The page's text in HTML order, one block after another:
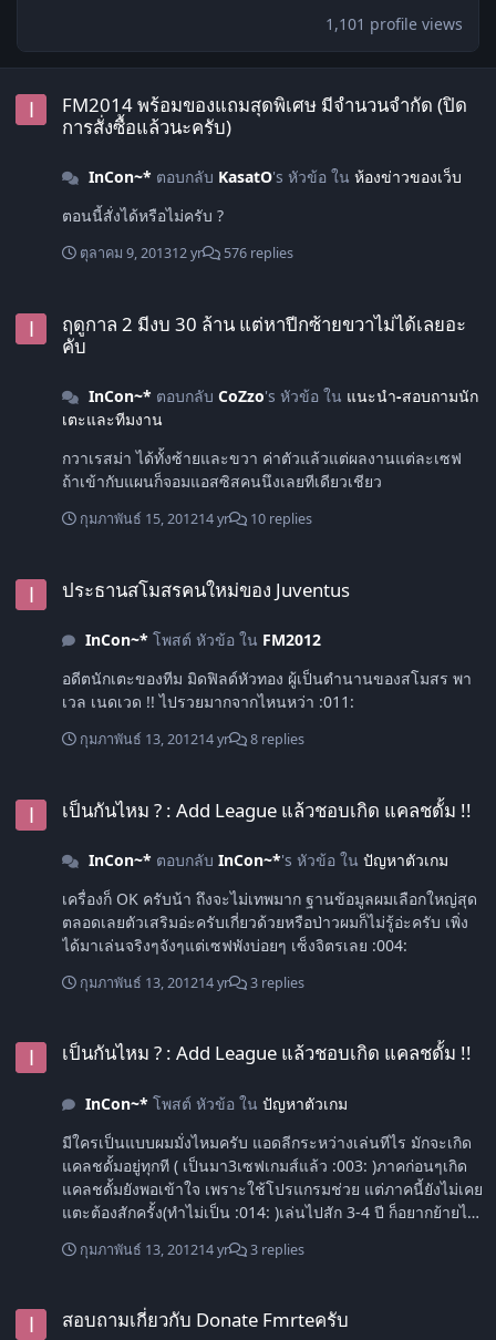
1,101 profile views
FM2014 พร้อมของแถมสุดพิเศษ มีจำนวนจำกัด (ปิด
การสั่งซื้อแล้วนะครับ)
InCon~* ตอบกลับ KasatO's หัวข้อ ใน ห้องข่าวของเว็บ
ตอนนี้สั่งได้หรือไม่ครับ ?
ตุลาคม 9, 201312 yr 576 replies
ฤดูกาล 2 มีงบ 30 ล้าน แต่หาปีกซ้ายขวาไม่ได้เลยอะ
คับ
InCon~* ตอบกลับ CoZzo's หัวข้อ ใน แนะนำ-สอบถามนัก
เตะและทีมงาน
กวาเรสม่า ได้ทั้งซ้ายและขวา ค่าตัวแล้วแต่ผลงานแต่ละเซฟ
ถ้าเข้ากับแผนก็จอมแอสซิสคนนึงเลยทีเดียวเชียว
กุมภาพันธ์ 15, 201214 yr 10 replies
ประธานสโมสรคนใหม่ของ Juventus
InCon~* โพสต์ หัวข้อ ใน FM2012
อดีตนักเตะของทีม มิดฟิลด์หัวทอง ผู้เป็นตำนานของสโมสร พา
เวล เนดเวด !! ไปรวยมากจากไหนหว่า :011:
กุมภาพันธ์ 13, 201214 yr 8 replies
เป็นกันไหม ? : Add League แล้วชอบเกิด แคลชดั้ม !!
InCon~* ตอบกลับ InCon~*'s หัวข้อ ใน ปัญหาตัวเกม
เครื่องก็ OK ครับน้า ถึงจะไม่เทพมาก ฐานข้อมูลผมเลือกใหญ่สุด
ตลอดเลยตัวเสริมอ่ะครับเกี่ยวด้วยหรือป่าวผมก็ไม่รู้อ่ะครับ เพิ่ง
ได้มาเล่นจริงๆจังๆแต่เซฟพังบ่อยๆ เซ็งจิตรเลย :004:
กุมภาพันธ์ 13, 201214 yr 3 replies
เป็นกันไหม ? : Add League แล้วชอบเกิด แคลชดั้ม !!
InCon~* โพสต์ หัวข้อ ใน ปัญหาตัวเกม
มีใครเป็นแบบผมมั่งไหมครับ แอดลีกระหว่างเล่นทีไร มักจะเกิด
แคลชดั้มอยู่ทุกที ( เป็นมา3เซฟเกมส์แล้ว :003: )ภาคก่อนๆเกิด
แคลชดั้มยังพอเข้าใจ เพราะใช้โปรแกรมช่วย แต่ภาคนี้ยังไม่เคย
แตะต้องสักครั้ง(ทำไม่เป็น :014: )เล่นไปสัก 3-4 ปี ก็อยากย้ายไป
เจอปัญหาแบบนี้มั่งไหมครับ ?
กุมภาพันธ์ 13, 201214 yr 3 replies
สอบถามเกี่ยวกับ Donate Fmrteครับ